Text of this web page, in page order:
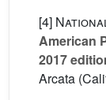
[4]
American
2017
Arcata